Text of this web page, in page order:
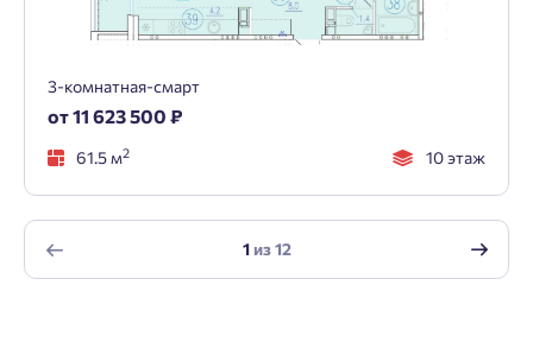
3-комнатная-смарт
от 11 623 500 ₽
61.5 м2 10 этаж
1из12